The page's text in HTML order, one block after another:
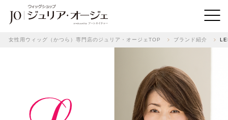
女性用ウィッグ（かつら）専門店のジュリア・オージェTOP ブランド紹介